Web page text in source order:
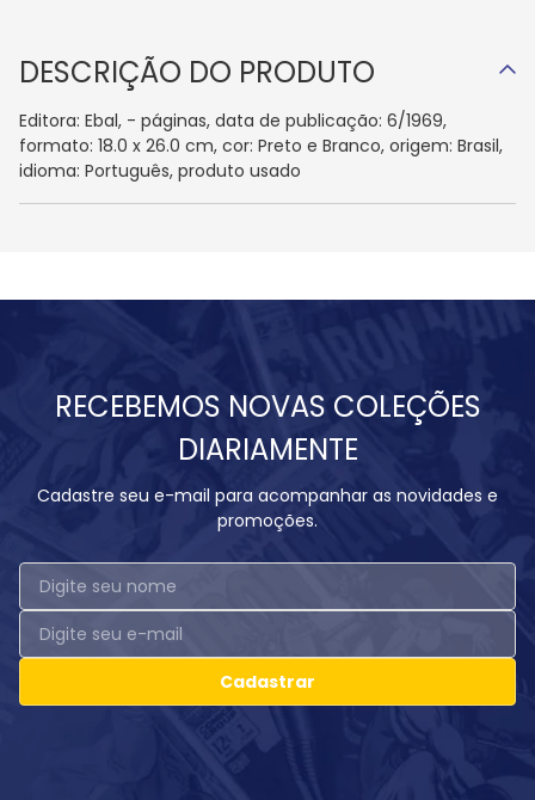
DESCRIÇÃO DO PRODUTO
Editora: Ebal, - páginas, data de publicação: 6/1969,
formato: 18.0 x 26.0 cm, cor: Preto e Branco, origem: Brasil,
idioma: Português, produto usado
RECEBEMOS NOVAS COLEÇÕES
DIARIAMENTE
Cadastre seu e-mail para acompanhar as novidades e
promoções.
Cadastrar